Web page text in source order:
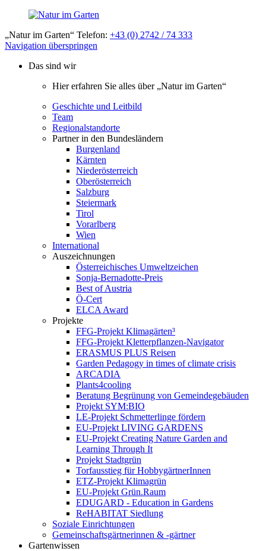
„Natur im Garten“ Telefon: +43 (0) 2742 / 74 333
Navigation überspringen
Das sind wir
Hier erfahren Sie alles über „Natur im Garten“
Geschichte und Leitbild
Team
Regionalstandorte
Partner in den Bundesländern
Burgenland
Kärnten
Niederösterreich
Oberösterreich
Salzburg
Steiermark
Tirol
Vorarlberg
Wien
International
Auszeichnungen
Österreichisches Umweltzeichen
Sonja-Bernadotte-Preis
Best of Austria
Ö-Cert
ELCA Award
Projekte
FFG-Projekt Klimagärten³
FFG-Projekt Kletterpflanzen-Navigator
ERASMUS PLUS Reisen
Garden Pedagogy in times of climate crisis
ARCADIA
Plants4cooling
Beratung Begrünung von Gemeindegebäuden
Projekt SYM:BIO
LE-Projekt Schmetterlinge fördern
EU-Projekt LIVING GARDENS
EU-Projekt Creating Nature Garden and
Learning Through It
Projekt Stadtgrün
Torfausstieg für HobbygärtnerInnen
ETZ-Projekt Klimagrün
EU-Projekt Grün.Raum
EDUGARD - Education in Gardens
ReHABITAT Siedlung
Soziale Einrichtungen
Gemeinschaftsgärtnerinnen & -gärtner
Gartenwissen